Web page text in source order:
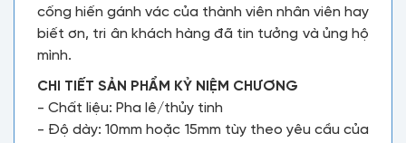
cống hiến gánh vác của thành viên nhân viên hay
biết ơn, tri ân khách hàng đã tin tưởng và ủng hộ
mình.
CHI TIẾT SẢN PHẨM KỶ NIỆM CHƯƠNG
- Chất liệu: Pha lê/thủy tinh
- Độ dày: 10mm hoặc 15mm tùy theo yêu cầu của